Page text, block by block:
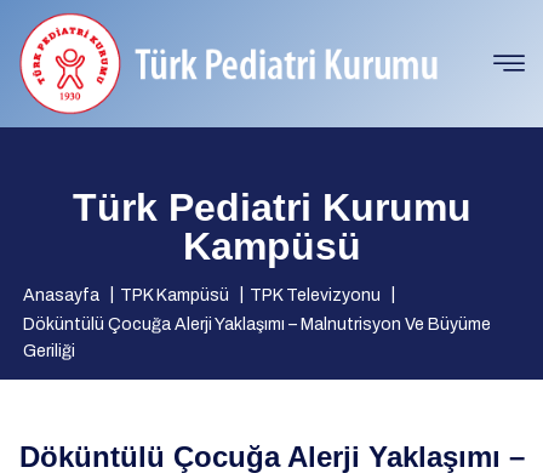
Türk Pediatri Kurumu
Kampüsü
Anasayfa TPK Kampüsü
TPK Televizyonu
Döküntülü Çocuğa Alerji Yaklaşımı – Malnutrisyon Ve Büyüme
Geriliği
Döküntülü Çocuğa Alerji Yaklaşımı –